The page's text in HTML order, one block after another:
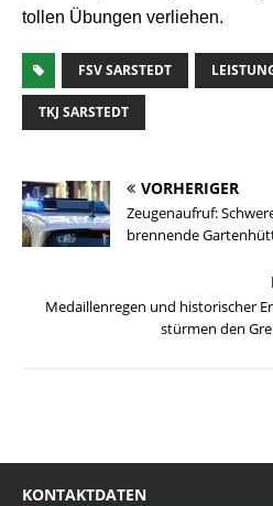
tollen Übungen verliehen.
FSV SARSTEDT
TKJ SARSTEDT
VORHERIGER
Zeugenaufruf:
brennende
Medaillenregen und historischer
stürmen den
KONTAKTDATEN